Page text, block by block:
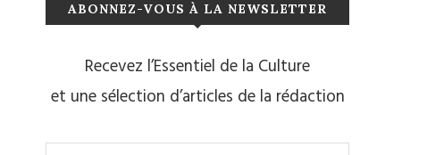
ABONNEZ-VOUS À LA NEWSLETTER
Recevez l’Essentiel de la Culture
et une sélection d’articles de la rédaction